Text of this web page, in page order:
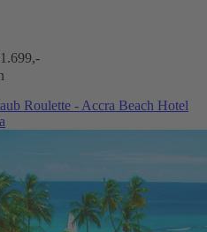
1.699,-
Roulette - Accra Beach Hotel